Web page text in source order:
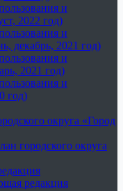
и
2022 год)
и
декабрь, 2021 год)
и
2021 год)
и
год)
округа «Город
городского округа
редакция